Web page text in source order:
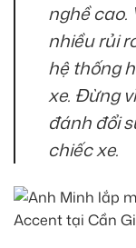
nghề cao.
nhiều rủi
hệ thống
xe. Đừng
đánh đổi
chiếc xe.